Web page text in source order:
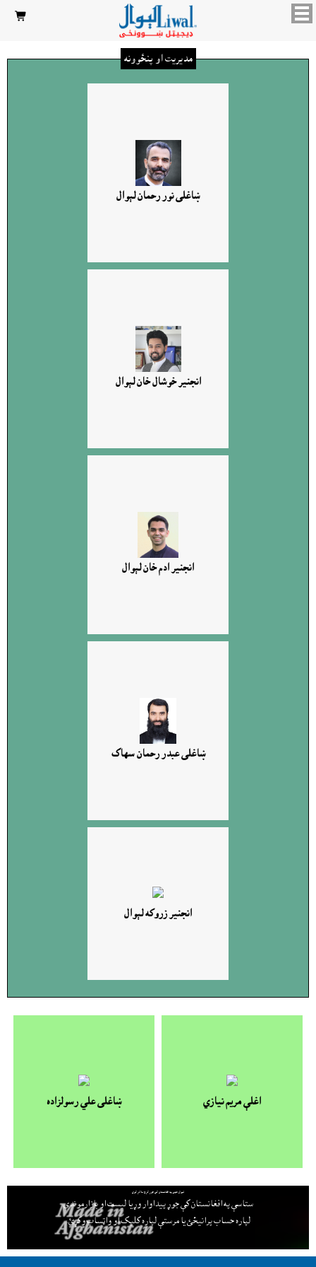

مديريت او پنځوونه
ښاغلى نور رحمان لېوال
انجنير خوشال خان لېوال
انجنير ادم خان لېوال
ښاغلى عبدر رحمان سهاک
انجنير زروکه لېوال
اغلې مريم نيازي ښاغلى علي رسولزاده
لېوال هټۍ په افغانستان کې جوړ کړئ ملاتړ کوي
ستاسې په افغانستان کې جوړ پيداوار وړيا ليست او بازارموندې
لپاره حساب پرانيځئ يا مرستې لپاره کليک او واټساپ وکړئ.